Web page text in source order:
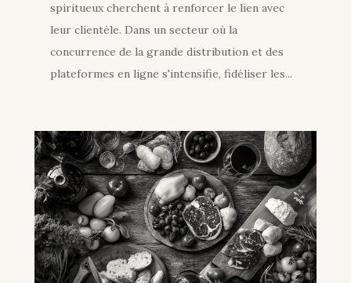
spiritueux cherchent à renforcer le lien avec
leur clientèle. Dans un secteur où la
concurrence de la grande distribution et des
plateformes en ligne s'intensifie, fidéliser les...